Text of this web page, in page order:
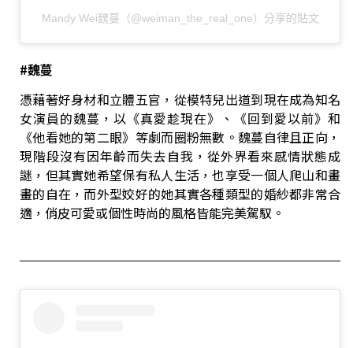
Mandy Wei魏蔓（@weiman_the_real_one）分享的貼文
#魏蔓
憑藉著好身材和立體五官，從模特兒出道到現在成為知名
女演員的魏蔓，以《真愛趁現在》、《回到愛以前》和
《他看她的第二眼》等劇而圈粉無數。魏蔓自律且正向，
現階段沒有因年齡而失去自我，從外界看來感情狀態成
謎，但其實她希望保有私人生活，也享受一個人爬山和畫
畫的自在，而外型姣好的她其實各種類型的婚紗都非常合
適，俏皮可愛或個性時尚的風格皆能完美駕馭。